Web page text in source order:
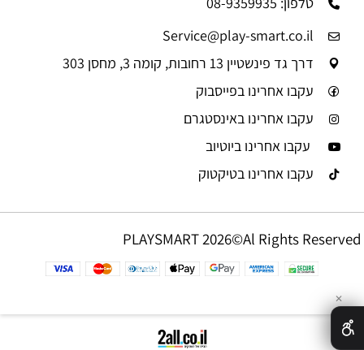
Service@play-smart.co.il
דרך גד פינשטיין 13 רחובות, קומה 3, מחסן 303
עקבו אחרינו בפייסבוק
עקבו אחרינו באינסטגרם
עקבו אחרינו ביוטיוב
עקבו אחרינו בטיקטוק
PLAYSMART 2026©Al Rights Reserved
✕